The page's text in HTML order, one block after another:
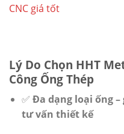
CNC giá tốt
Lý Do Chọn HHT
Công Ống Thép
✅ Đa dạng loại ống
tư vấn thiết kế